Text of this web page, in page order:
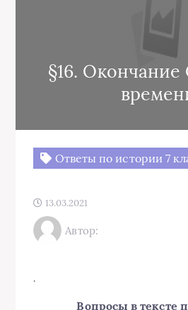
§16. Окончание
Ответы по истории 7
13.03.2021
Автор:
.
Вопросы в тексте